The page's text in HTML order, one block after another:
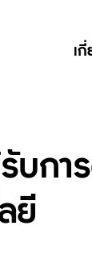
เ
บก
ยี